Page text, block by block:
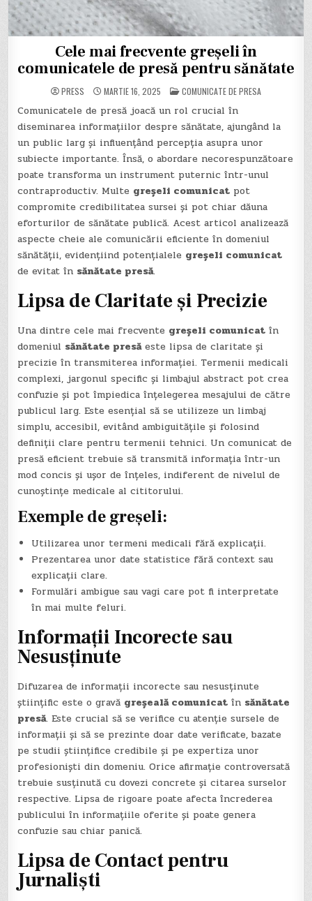
Cele mai frecvente greșeli în
comunicatele de presă pentru sănătate
PRESS MARTIE 16, 2025 POSTED
IN
COMUNICATE DE PRESA
Comunicatele de presă joacă un rol crucial în
diseminarea informațiilor despre sănătate, ajungând la
un public larg și influențând percepția asupra unor
subiecte importante. Însă, o abordare necorespunzătoare
poate transforma un instrument puternic într-unul
contraproductiv. Multe greșeli comunicat pot
compromite credibilitatea sursei și pot chiar dăuna
eforturilor de sănătate publică. Acest articol analizează
aspecte cheie ale comunicării eficiente în domeniul
sănătății, evidențiind potențialele greșeli comunicat
de evitat în sănătate presă.
Lipsa de Claritate și Precizie
Una dintre cele mai frecvente greșeli comunicat în
domeniul sănătate presăeste lipsa de claritate și
precizie în transmiterea informației. Termenii medicali
complexi, jargonul specific și limbajul abstract pot crea
confuzie și pot împiedica înțelegerea mesajului de către
publicul larg. Este esențial să se utilizeze un limbaj
simplu, accesibil, evitând ambiguitățile și folosind
definiții clare pentru termenii tehnici. Un comunicat de
presă eficient trebuie să transmită informația într-un
mod concis și ușor de înțeles, indiferent de nivelul de
cunoștințe medicale al cititorului.
Exemple de greșeli:
Utilizarea unor termeni medicali fără explicații.
Prezentarea unor date statistice fără context sau
explicații clare.
Formulări ambigue sau vagi care pot fi interpretate
în mai multe feluri.
Informații Incorecte sau
Nesusținute
Difuzarea de informații incorecte sau nesusținute
științific este o gravă greșeală comunicat în sănătate
presă. Este crucial să se verifice cu atenție sursele de
informații și să se prezinte doar date verificate, bazate
pe studii științifice credibile și pe expertiza unor
profesioniști din domeniu. Orice afirmație controversată
trebuie susținută cu dovezi concrete și citarea surselor
respective. Lipsa de rigoare poate afecta încrederea
publicului în informațiile oferite și poate genera
confuzie sau chiar panică.
Lipsa de Contact pentru
Jurnaliști